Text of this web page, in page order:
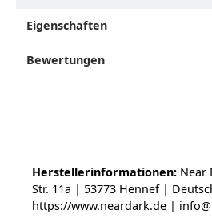
Eigenschaften
Bewertungen
Herstellerinformationen: Near
Str. 11a | 53773 Hennef |
https://www.neardark.de |